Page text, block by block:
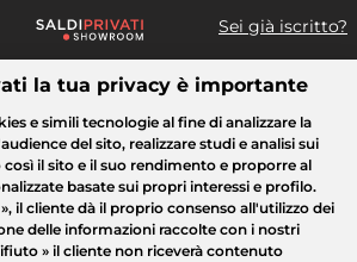
Sei già iscritto?
Casa Bellezza Elettrodomestici
la tua privacy è importante
e simili tecnologie al fine di analizzare la
del sito, realizzare studi e analisi sui
il sito e il suo rendimento e proporre al
basate sui propri interessi e profilo.
, il cliente dà il proprio consenso all'utilizzo dei
delle informazioni raccolte con i nostri
» il cliente non riceverà contenuto